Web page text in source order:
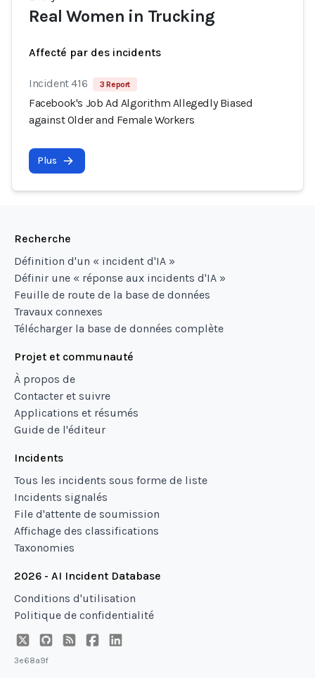
Real Women in Trucking
Affecté par des incidents
Incident 416 3 Report
Facebook's Job Ad Algorithm Allegedly Biased
against Older and Female Workers
Plus
Recherche
Définition d'un « incident d'IA »
Définir une « réponse aux incidents d'IA »
Feuille de route de la base de données
Travaux connexes
Télécharger la base de données complète
Projet et communauté
À propos de
Contacter et suivre
Applications et résumés
Guide de l'éditeur
Incidents
Tous les incidents sous forme de liste
Incidents signalés
File d'attente de soumission
Affichage des classifications
Taxonomies
2026 - AI Incident Database
Conditions d'utilisation
Politique de confidentialité
3e68a9f